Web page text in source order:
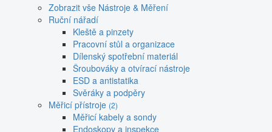
Zobrazit vše Nástroje & Měření
Ruční nářadí
Kleště a pinzety
Pracovní stůl a organizace
Dílenský spotřební materiál
Šroubováky a otvírací nástroje
ESD a antistatika
Svěráky a podpěry
Měřicí přístroje (2)
Měřicí kabely a sondy
Endoskopy a inspekce